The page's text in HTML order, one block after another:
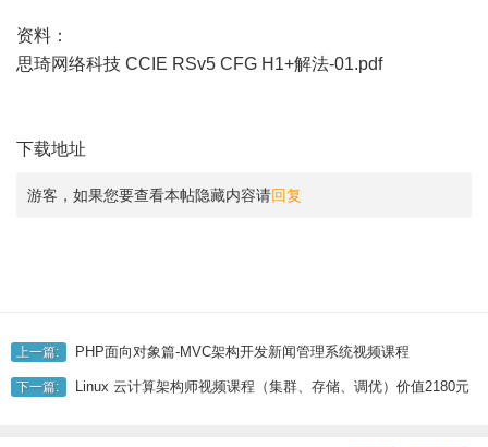
资料：
思琦网络科技 CCIE RSv5 CFG H1+解法-01.pdf
下载地址
游客，如果您要查看本帖隐藏内容请回复
上一篇: PHP面向对象篇-MVC架构开发新闻管理系统视频课程
下一篇: Linux 云计算架构师视频课程（集群、存储、调优）价值2180元